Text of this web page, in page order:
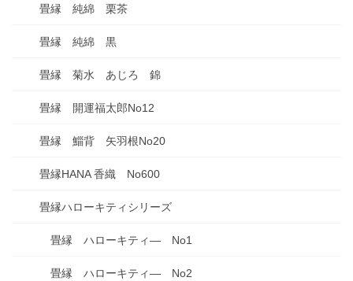
畳縁 純綿 栗茶
畳縁 純綿 黒
畳縁 菊水 あじろ 錦
畳縁 開運福太郎No12
畳縁 鯔背 矢羽根No20
畳縁HANA 香織 No600
畳縁ハローキティシリーズ
畳縁 ハローキティ― No1
畳縁 ハローキティ― No2